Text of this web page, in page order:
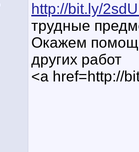
http://bit.ly/
трудные
Окажем
других работ
<a href=http://